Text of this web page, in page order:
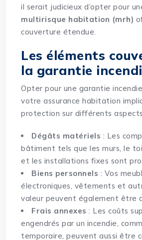
il serait judicieux d’opter pour
multirisque habitation (mrh)
couverture étendue.
Les éléments
la garantie
Opter pour une garantie
votre assurance habitation
protection sur différents
Dégâts matériels : Les
bâtiment tels que les murs, le
et les installations fixes sont
Biens personnels : Vos
électroniques, vêtements et
valeur peuvent également être
Frais annexes : Les coûts
engendrés par un incendie,
temporaire, peuvent aussi être